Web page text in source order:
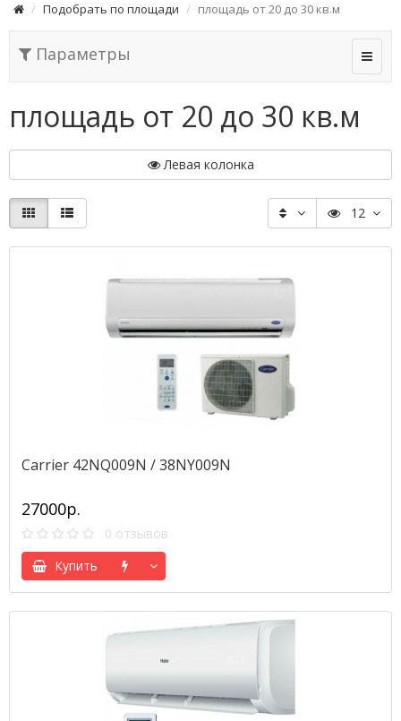
Подобрать по площади площадь от 20 до 30 кв.м
Параметры
площадь от 20 до 30 кв.м
Левая колонка
12
Carrier 42NQ009N / 38NY009N
27000р.
0 отзывов
Купить